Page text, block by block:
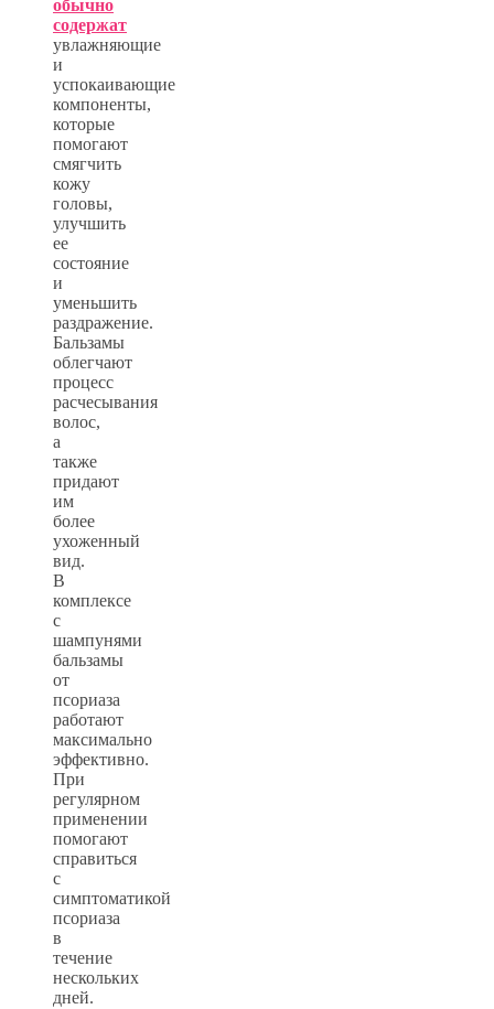
обычно
содержат
увлажняющие
и
успокаивающие
компоненты,
которые
помогают
смягчить
кожу
головы,
улучшить
ее
состояние
и
уменьшить
раздражение.
Бальзамы
облегчают
процесс
расчесывания
волос,
а
также
придают
им
более
ухоженный
вид.
В
комплексе
с
шампунями
бальзамы
от
псориаза
работают
максимально
эффективно.
При
регулярном
применении
помогают
справиться
с
симптоматикой
псориаза
в
течение
нескольких
дней.